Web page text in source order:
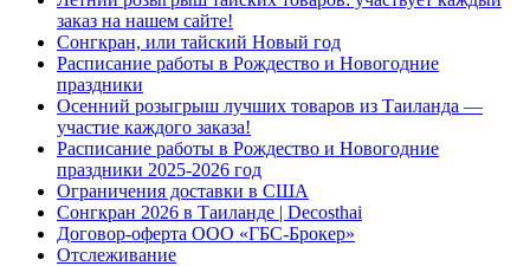
заказ на нашем сайте!
Сонгкран, или тайский Новый год
Расписание работы в Рождество и Новогодние
праздники
Осенний розыгрыш лучших товаров из Таиланда —
участие каждого заказа!
Расписание работы в Рождество и Новогодние
праздники 2025-2026 год
Ограничения доставки в США
Сонгкран 2026 в Таиланде | Decosthai
Договор-оферта ООО «ГБС-Брокер»
Отслеживание